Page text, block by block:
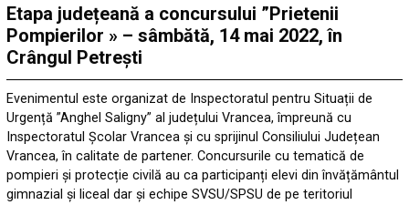
Etapa județeană a concursului ”Prietenii
Pompierilor » – sâmbătă, 14 mai 2022, în
Crângul Petrești
Evenimentul este organizat de Inspectoratul pentru Situații de
Urgență ”Anghel Saligny” al județului Vrancea, împreună cu
Inspectoratul Școlar Vrancea și cu sprijinul Consiliului Județean
Vrancea, în calitate de partener. Concursurile cu tematică de
pompieri și protecție civilă au ca participanți elevi din învățământul
gimnazial și liceal dar și echipe SVSU/SPSU de pe teritoriul